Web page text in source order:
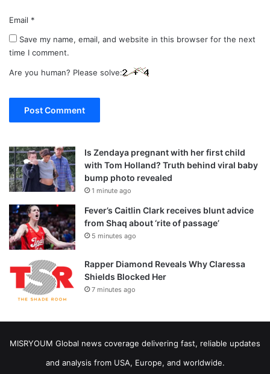
Email *
Save my name, email, and website in this browser for the next
time I comment.
Are you human? Please solve:
Is Zendaya pregnant with her first child
with Tom Holland? Truth behind viral baby
bump photo revealed
1 minute ago
Fever’s Caitlin Clark receives blunt advice
from Shaq about ‘rite of passage’
5 minutes ago
Rapper Diamond Reveals Why Claressa
Shields Blocked Her
7 minutes ago
MISRYOUM Global news coverage delivering fast, reliable updates
and analysis from USA, Europe, and worldwide.